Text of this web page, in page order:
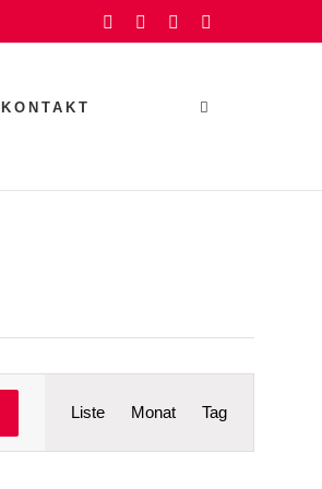
FacebookInstagramYouTube
KONTAKT
Ansichten-
Liste Monat Tag